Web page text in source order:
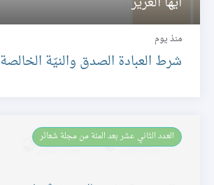
منذ يوم
شرط العبادة الصدق والنيّة الخالصة
العـدد الثاني عشر بعد المئة من مجلة شعائر